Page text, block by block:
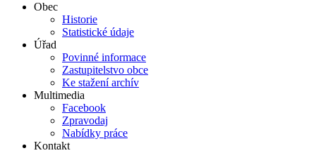
Obec
Historie
Statistické údaje
Úřad
Povinné informace
Zastupitelstvo obce
Ke stažení archív
Multimedia
Facebook
Zpravodaj
Nabídky práce
Kontakt